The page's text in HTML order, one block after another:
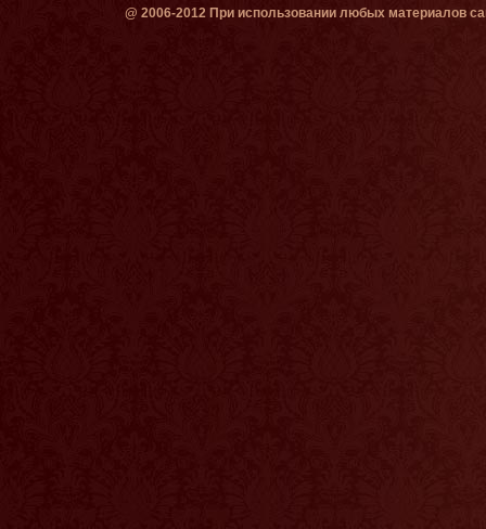
@ 2006-2012 При использовании любых материалов